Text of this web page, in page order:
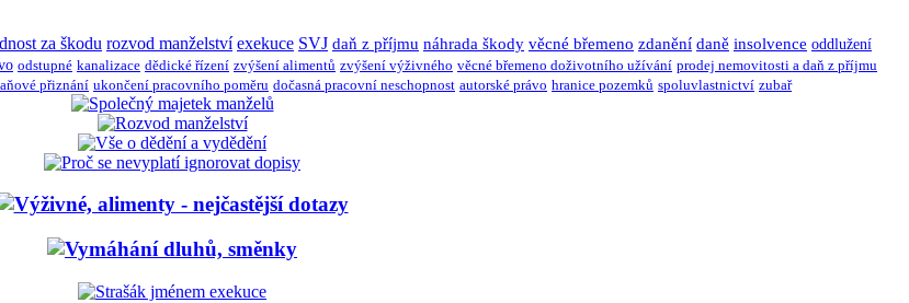
za škodu rozvod manželství exekuce SVJ daň z příjmu náhrada škody věcné břemeno zdanění daně insolvence oddlužení
odstupné kanalizace dědické řízení zvýšení alimentů zvýšení výživného věcné břemeno doživotního užívání prodej nemovitosti a daň z příjmu
přiznání ukončení pracovního poměru dočasná pracovní neschopnost autorské právo hranice pozemků spoluvlastnictví zubař